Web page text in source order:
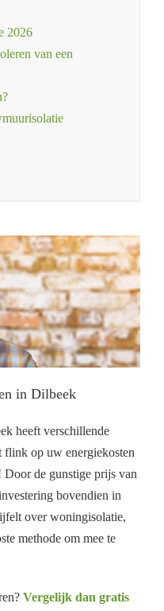
2026
van een
in Dilbeek
heeft verschillende
flink op uw energiekosten
Door de gunstige prijs van
bovendien in
over woningisolatie,
methode om mee te
Vergelijk dan gratis